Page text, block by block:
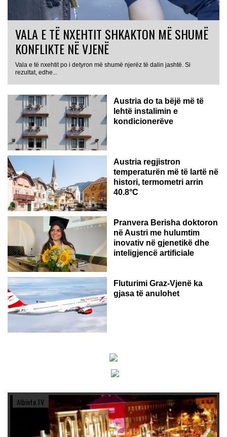
VALA E TË NXEHTIT SHKAKTON MË SHUMË
KONFLIKTE NË VJENË
Vala e të nxehtit po i detyron më shumë njerëz të dalin jashtë. Si
rezultat, edhe...
Austria do ta bëjë më të
lehtë instalimin e
kondicionerëve
Austria regjistron
temperaturën më të lartë në
histori, termometri arrin
40.8°C
AUSTRI
Pranvera Berisha doktoron
në Austri me hulumtim
inovativ në gjenetikë dhe
inteligjencë artificiale
Fluturimi Graz-Vjenë ka
gjasa të anulohet
Albinfo.TV